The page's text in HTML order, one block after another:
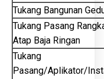
Tukang Bangunan
Tukang Pasang
Atap Baja Ringan
Tukang
Pasang/Aplikator/